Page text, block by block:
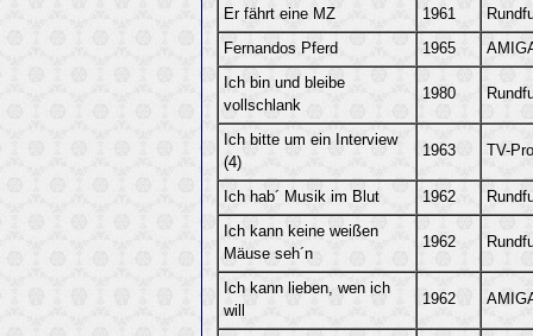
Er fährt eine MZ 1961
Fernandos Pferd 1965
Ich bin und bleibe
vollschlank
1980
Ich bitte um ein Interview
(4)
1963 TV-
Ich hab´ Musik im Blut 1962
Ich kann keine weißen
Mäuse seh´n
1962
Ich kann lieben, wen ich
will
1962